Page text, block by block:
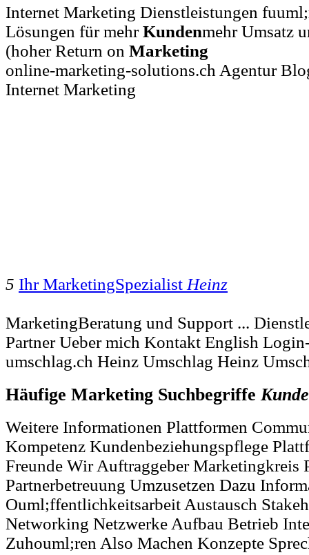
Internet Marketing Dienstleistungen
Lösungen für mehrKundenmehr Umsatz
(hoher Return on Marketing
online-marketing-solutions.ch Agentur
Internet Marketing
5 Ihr MarketingSpezialist Heinz
MarketingBeratung und Support ...
Partner Ueber mich Kontakt English
umschlag.ch Heinz Umschlag Heinz
Häufige Marketing Suchbegriffe
Weitere Informationen Plattformen
Kompetenz Kundenbeziehungspflege
Freunde Wir Auftraggeber Marketingkreis
Partnerbetreuung Umzusetzen Dazu
Ouml;ffentlichkeitsarbeit Austausch
Networking Netzwerke Aufbau Betrieb
Zuhouml;ren Also Machen Konzepte